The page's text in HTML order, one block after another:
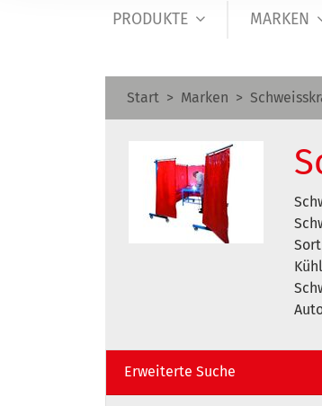
PRODUKTE MARKEN
Start Marken
Erweiterte Suche